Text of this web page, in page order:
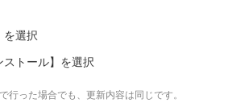
を選択
ストール】を選択
行った場合でも、更新内容は同じです。